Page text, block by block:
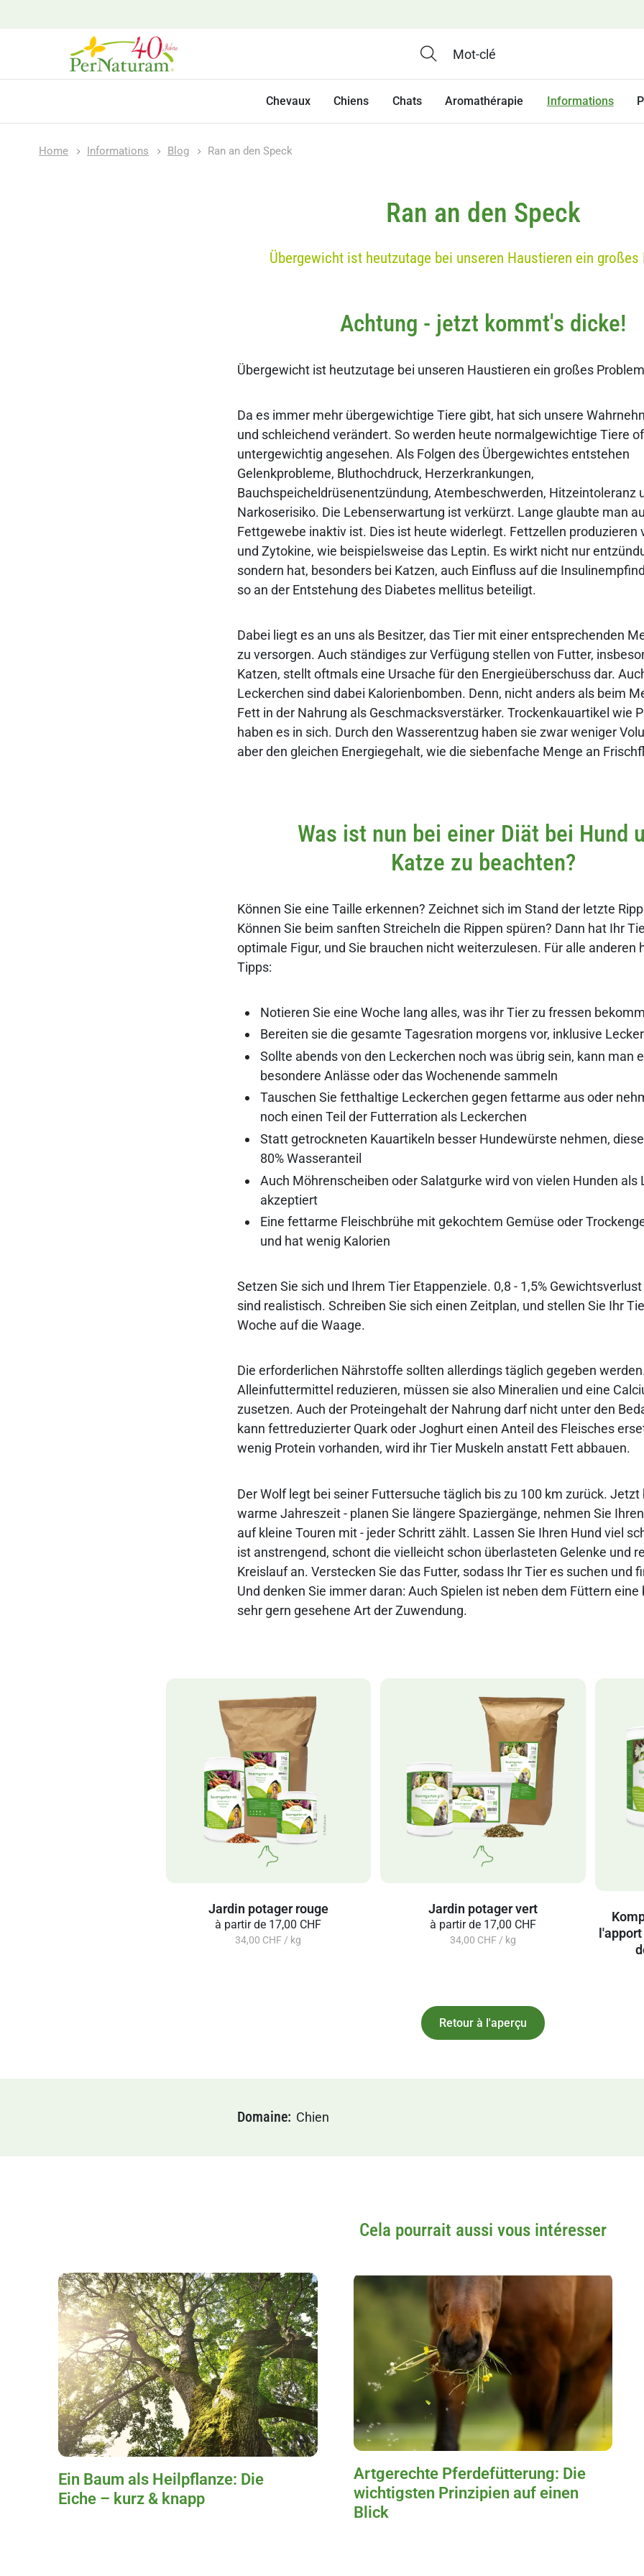
Chevaux Chiens Chats Aromathérapie Informations
Home Informations Blog Ran an den Speck
Ran an den Speck
Übergewicht ist heutzutage bei unseren Haustieren ein großes
Achtung - jetzt kommt's dicke!
Übergewicht ist heutzutage bei unseren Haustieren ein großes
Da es immer mehr übergewichtige Tiere gibt, hat sich unsere
und schleichend verändert. So werden heute normalgewichtige Tiere
untergewichtig angesehen. Als Folgen des Übergewichtes entstehen
Gelenkprobleme, Bluthochdruck, Herzerkrankungen,
Bauchspeicheldrüsenentzündung, Atembeschwerden, Hitzeintoleranz
Narkoserisiko. Die Lebenserwartung ist verkürzt. Lange glaubte man
Fettgewebe inaktiv ist. Dies ist heute widerlegt. Fettzellen produzieren
und Zytokine, wie beispielsweise das Leptin. Es wirkt nicht nur
sondern hat, besonders bei Katzen, auch Einfluss auf die
so an der Entstehung des Diabetes mellitus beteiligt.
Dabei liegt es an uns als Besitzer, das Tier mit einer entsprechenden
zu versorgen. Auch ständiges zur Verfügung stellen von Futter,
Katzen, stellt oftmals eine Ursache für den Energieüberschuss dar.
Leckerchen sind dabei Kalorienbomben. Denn, nicht anders als beim
Fett in der Nahrung als Geschmacksverstärker. Trockenkauartikel wie
haben es in sich. Durch den Wasserentzug haben sie zwar weniger
aber den gleichen Energiegehalt, wie die siebenfache Menge an
Was ist nun bei einer Diät bei Hund
Katze zu beachten?
Können Sie eine Taille erkennen? Zeichnet sich im Stand der letzte
Können Sie beim sanften Streicheln die Rippen spüren? Dann hat Ihr
optimale Figur, und Sie brauchen nicht weiterzulesen. Für alle anderen
Tipps:
Notieren Sie eine Woche lang alles, was ihr Tier zu fressen
Bereiten sie die gesamte Tagesration morgens vor, inklusive
Sollte abends von den Leckerchen noch was übrig sein, kann man
besondere Anlässe oder das Wochenende sammeln
Tauschen Sie fetthaltige Leckerchen gegen fettarme aus oder
noch einen Teil der Futterration als Leckerchen
Statt getrockneten Kauartikeln besser Hundewürste nehmen,
80% Wasseranteil
Auch Möhrenscheiben oder Salatgurke wird von vielen Hunden als
akzeptiert
Eine fettarme Fleischbrühe mit gekochtem Gemüse oder
und hat wenig Kalorien
Setzen Sie sich und Ihrem Tier Etappenziele. 0,8 - 1,5%
sind realistisch. Schreiben Sie sich einen Zeitplan, und stellen Sie Ihr
Woche auf die Waage.
Die erforderlichen Nährstoffe sollten allerdings täglich gegeben
Alleinfuttermittel reduzieren, müssen sie also Mineralien und eine
zusetzen. Auch der Proteingehalt der Nahrung darf nicht unter den
kann fettreduzierter Quark oder Joghurt einen Anteil des Fleisches
wenig Protein vorhanden, wird ihr Tier Muskeln anstatt Fett abbauen.
Der Wolf legt bei seiner Futtersuche täglich bis zu 100 km zurück. Jetzt
warme Jahreszeit - planen Sie längere Spaziergänge, nehmen Sie
auf kleine Touren mit - jeder Schritt zählt. Lassen Sie Ihren Hund viel
ist anstrengend, schont die vielleicht schon überlasteten Gelenke und
Kreislauf an. Verstecken Sie das Futter, sodass Ihr Tier es suchen und
Und denken Sie immer daran: Auch Spielen ist neben dem Füttern eine
sehr gern gesehene Art der Zuwendung.
Jardin potager rouge
à partir de 17,00 CHF
34,00 CHF / kg
Jardin potager vert
à partir de17,00 CHF
34,00 CHF / kg
Domaine Chien
Cela pourrait aussi vous intéresser
Ein Baum als Heilpflanze: Die
Eiche – kurz & knapp
Artgerechte Pferdefütterung: Die
wichtigsten Prinzipien auf einen
Blick
Retour à l'aperçu